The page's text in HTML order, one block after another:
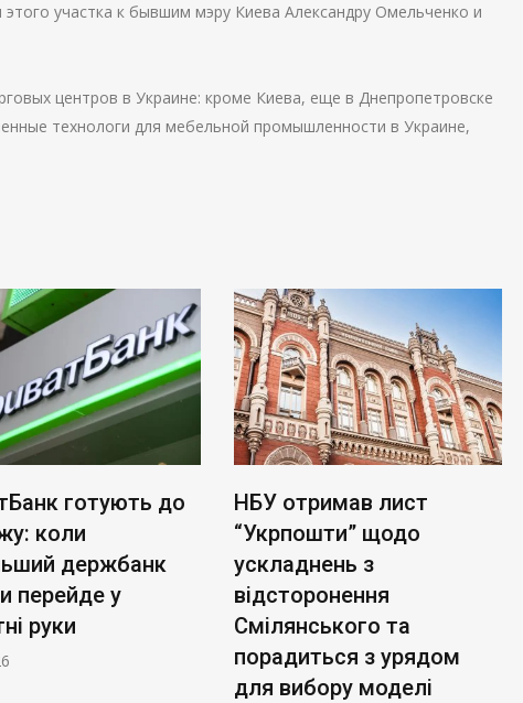
участка к бывшим мэру Киева Александру Омельченко и
центров в Украине: кроме Киева, еще в Днепропетровске
технологи для мебельной промышленности в Украине,
готують до
коли
держбанк
перейде у
руки
НБУ отримав лист
“Укрпошти” щодо
ускладнень з
відсторонення
Смілянського та
порадиться з урядом
для вибору моделі